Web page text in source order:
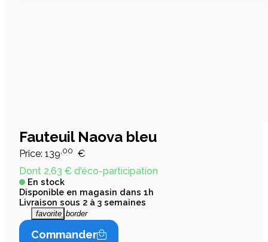
Fauteuil Naova bleu
Price: 139 ,00 €
Dont 2,63 € d'éco-participation
En stock
Disponible en magasin dans 1h
Livraison sous 2 à 3 semaines
favorite_border
Commander